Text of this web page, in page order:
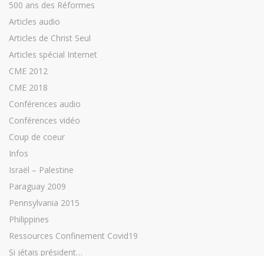
500 ans des Réformes
Articles audio
Articles de Christ Seul
Articles spécial Internet
CME 2012
CME 2018
Conférences audio
Conférences vidéo
Coup de coeur
Infos
Israël – Palestine
Paraguay 2009
Pennsylvania 2015
Philippines
Ressources Confinement Covid19
Si jétais président…